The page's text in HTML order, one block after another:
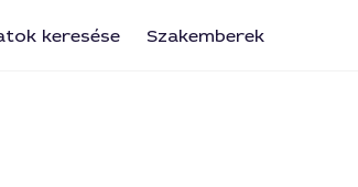
keresése Szakemberek